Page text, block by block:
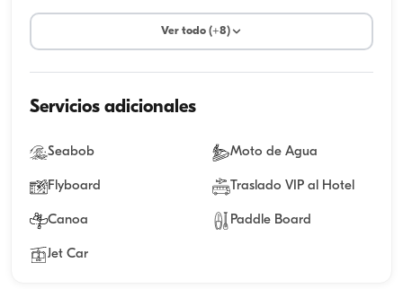
Ver todo (+8)
Servicios adicionales
Seabob Moto de Agua
Flyboard Traslado VIP al Hotel
Canoa Paddle Board
Jet Car